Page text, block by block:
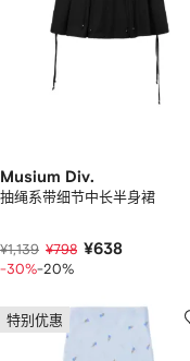
Musium Div.
抽绳系带细节中长半身裙
¥1,139 ¥798 ¥638
-30%-20%
特别优惠